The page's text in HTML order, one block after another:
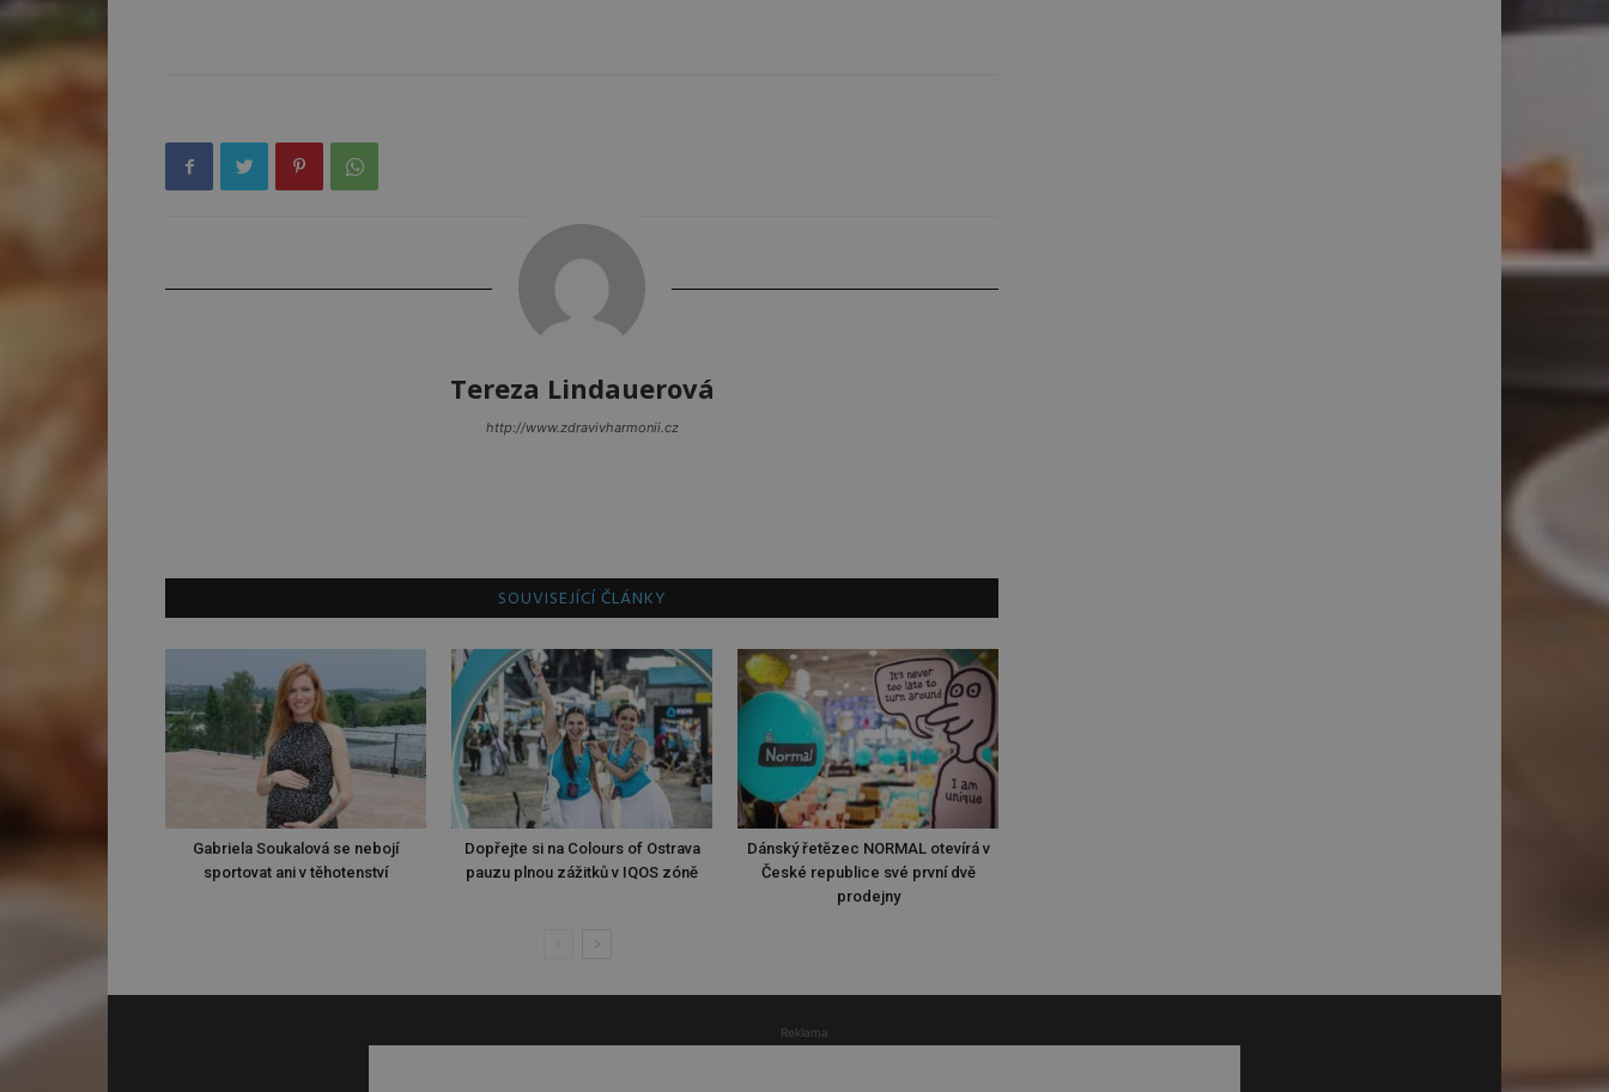
Tereza Lindauerová
http://www.zdravivharmonii.cz
SOUVISEJÍCÍ ČLÁNKY
Gabriela Soukalová se nebojí
sportovat ani v těhotenství
Dopřejte si na Colours of Ostrava
pauzu plnou zážitků v IQOS zóně
Dánský řetězec NORMAL otevírá v
České republice své první dvě
prodejny
Reklama